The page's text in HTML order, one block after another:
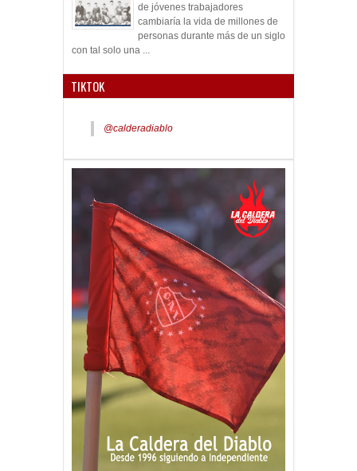
de jóvenes trabajadores
cambiaría la vida de millones de
personas durante más de un siglo
con tal solo una ...
TIKTOK
@calderadiablo